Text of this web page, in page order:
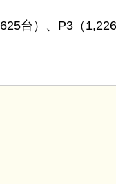
台）、P3（